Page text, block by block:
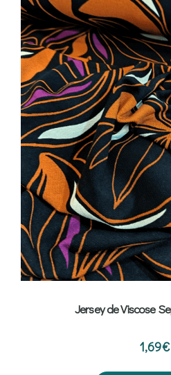
Jersey de Viscose
1,69€